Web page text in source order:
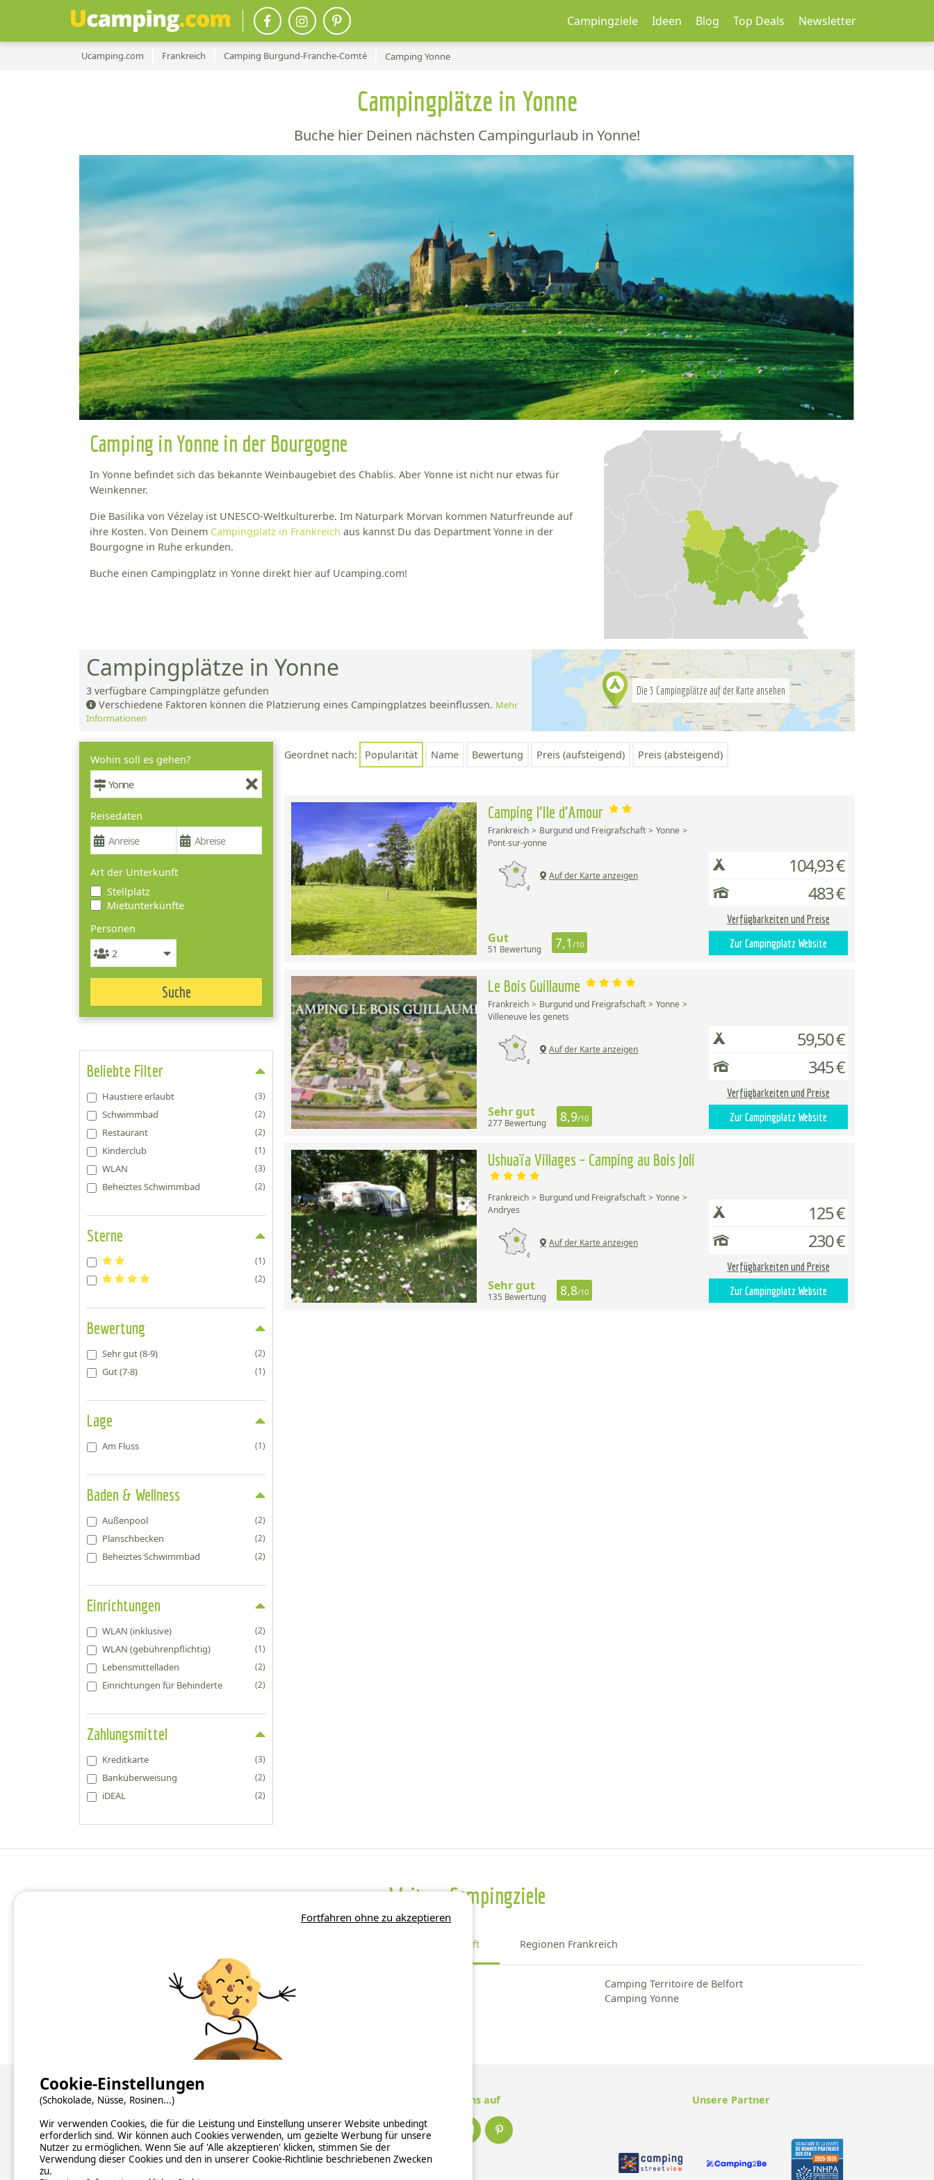
Campingziele Ideen Blog Top Deals Newsletter
Ucamping.com Frankreich Camping Burgund-Franche-Comté Camping Yonne
Campingplätze in Yonne
Buche hier Deinen nächsten Campingurlaub in Yonne!
Camping in Yonne in der Bourgogne
In Yonne befindet sich das bekannte Weinbaugebiet des Chablis. Aber Yonne ist nicht nur etwas für
Weinkenner.
Die Basilika von Vézelay ist UNESCO-Weltkulturerbe. Im Naturpark Morvan kommen Naturfreunde auf
ihre Kosten. Von Deinem Campingplatz in Frankreich aus kannst Du das Department Yonne in der
Bourgogne in Ruhe erkunden.
Buche einen Campingplatz in Yonne direkt hier auf Ucamping.com!
Campingplätze in Yonne
3 verfügbare Campingplätze gefunden
Verschiedene Faktoren können die Platzierung eines Campingplatzes beeinflussen. Mehr
Informationen
Die 3 Campingplätze auf der Karte ansehen
Wohin soll es gehen?
Reisedaten
Art der Unterkunft
Stellplatz
Mietunterkünfte
Personen
Suche
Beliebte Filter
Haustiere erlaubt (3)
Schwimmbad (2)
Restaurant (2)
Kinderclub (1)
WLAN (3)
Beheiztes Schwimmbad (2)
Sterne
(1)
(2)
Bewertung
Sehr gut (8-9) (2)
Gut (7-8) (1)
Lage
Am Fluss (1)
Baden & Wellness
Außenpool (2)
Planschbecken (2)
Beheiztes Schwimmbad (2)
Einrichtungen
WLAN (inklusive) (2)
WLAN (gebührenpflichtig) (1)
Lebensmittelladen (2)
Einrichtungen für Behinderte (2)
Zahlungsmittel
Kreditkarte (3)
Banküberweisung (2)
iDEAL (2)
Geordnet nach: Popularität Name Bewertung Preis (aufsteigend) Preis (absteigend)
Camping l'Ile d'Amour
Frankreich Burgund und Freigrafschaft
Yonne
Pont-sur-yonne
Auf der Karte anzeigen
Gut
51 Bewertung 7,1 /10
104,93 €
483 €
Verfügbarkeiten und Preise
Zur Campingplatz Website
Le Bois Guillaume
Frankreich Burgund und Freigrafschaft
Yonne
Villeneuve les genets
Auf der Karte anzeigen
Sehr gut
277 Bewertung 8,9/10
59,50 €
345 €
Verfügbarkeiten und Preise
Zur Campingplatz Website
Ushuaïa Villages - Camping au Bois Joli
Frankreich Burgund und Freigrafschaft
Yonne
Andryes
Auf der Karte anzeigen
Sehr gut
135 Bewertung 8,8/10
125 €
230 €
Verfügbarkeiten und Preise
Zur Campingplatz Website
Weitere Campingziele
Bezirk Burgund und Freigrafschaft Regionen Frankreich
Camping Côte d'Or
Camping Territoire de Belfort
Camping Yonne
Hintergrundinformationen
Newsletter abonnieren
Verzeichnis der Campingplätze nach Ländern
Folge uns auf Unsere Partner
Fortfahren ohne zu akzeptieren
Cookie-Einstellungen
(Schokolade, Nüsse, Rosinen...)
Wir verwenden Cookies, die für die Leistung und Einstellung unserer Website unbedingt
erforderlich sind. Wir können auch Cookies verwenden, um gezielte Werbung für unsere
Nutzer zu ermöglichen. Wenn Sie auf 'Alle akzeptieren' klicken, stimmen Sie der
Verwendung dieser Cookies und den in unserer Cookie-Richtlinie beschriebenen Zwecken
zu.